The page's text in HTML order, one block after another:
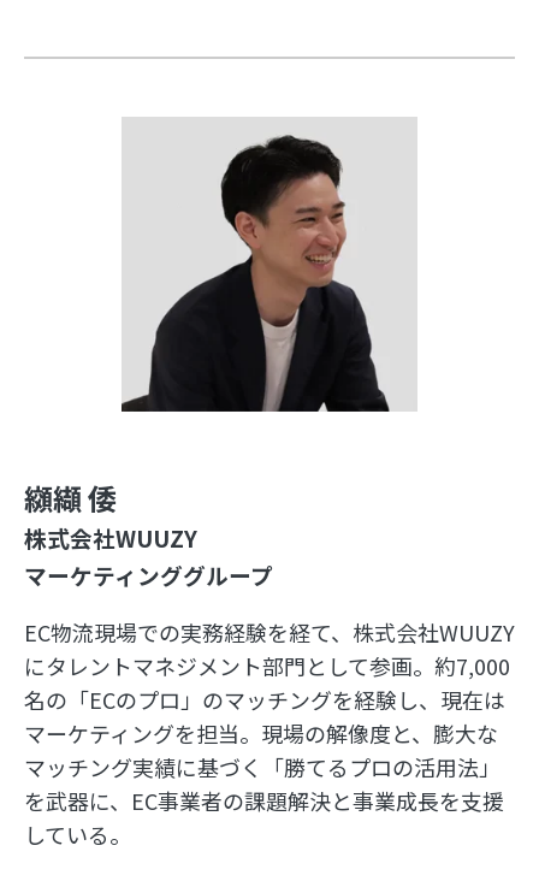
纐纈 倭
株式会社WUUZY
マーケティンググループ
EC物流現場での実務経験を経て、株式会社WUUZY
にタレントマネジメント部門として参画。約7,000
名の「ECのプロ」のマッチングを経験し、現在は
マーケティングを担当。現場の解像度と、膨大な
マッチング実績に基づく「勝てるプロの活用法」
を武器に、EC事業者の課題解決と事業成長を支援
している。